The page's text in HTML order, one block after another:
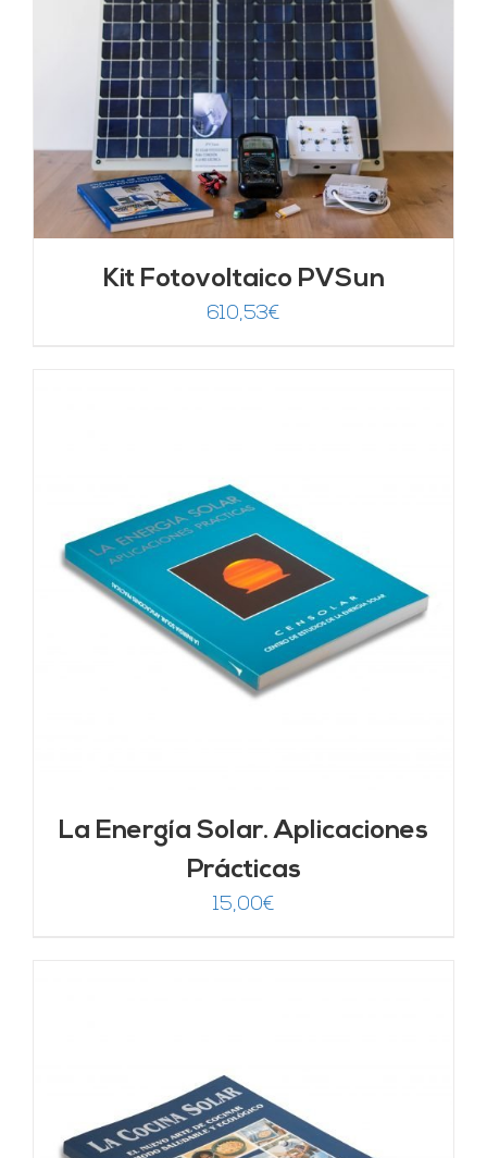
Kit Fotovoltaico PVSun
610,53€
La Energía Solar. Aplicaciones
Prácticas
15,00€